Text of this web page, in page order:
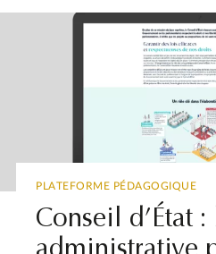
PLATEFORME PÉDAGOGIQUE
Conseil d’État